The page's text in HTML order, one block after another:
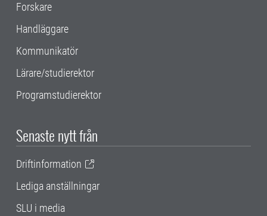
Forskare
Handläggare
Kommunikatör
Lärare/studierektor
Programstudierektor
Senaste nytt från
Driftinformation
Lediga anställningar
SLU i media